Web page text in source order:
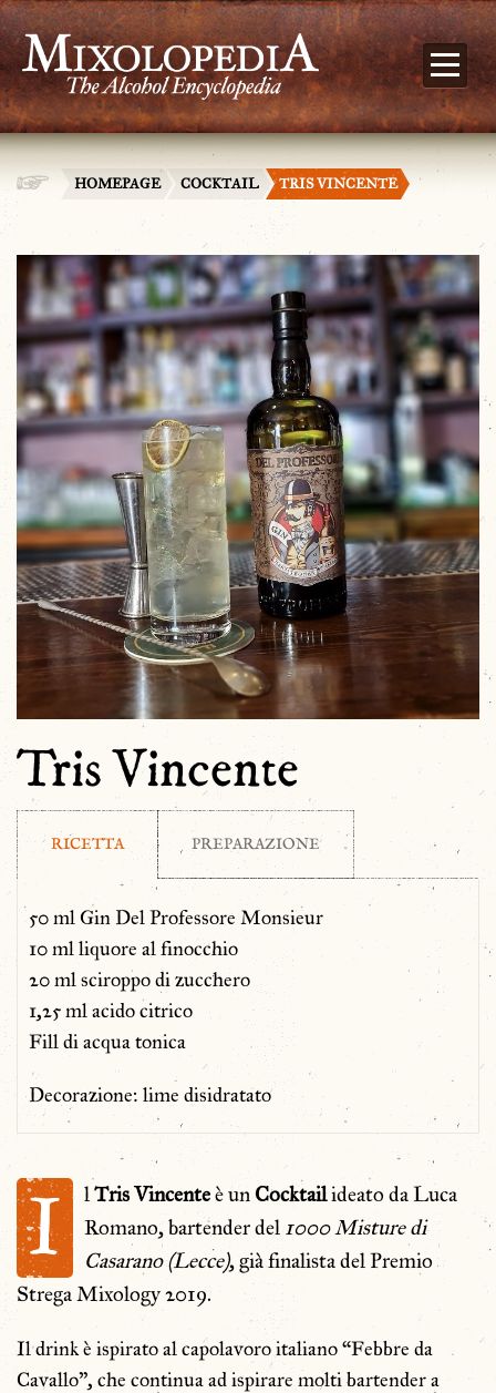
HOMEPAGE COCKTAIL TRIS VINCENTE
Tris Vincente
RICETTA PREPARAZIONE
50 ml Gin Del Professore Monsieur
10 ml liquore al finocchio
20 ml sciroppo di zucchero
1,25 ml acido citrico
Fill di acqua tonica
Decorazione: lime disidratato
I lTrisVincenteè un Cocktailideato da Luca
Romano, bartender del 1000 Misture di
Casarano (Lecce), già finalista del Premio
Strega Mixology 2019.
Il drink è ispirato al capolavoro italiano “Febbre da
Cavallo”, che continua ad ispirare molti bartender a